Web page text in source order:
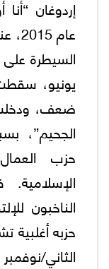
إردوغان
السيطرة على
يونيو،
ضعف،
الجحيم”،
حزب
الناخبون
حزبه أغلبية
الثاني/